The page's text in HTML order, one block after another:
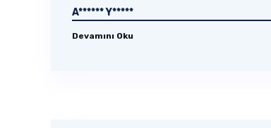
A****** Y*****
Devamını Oku